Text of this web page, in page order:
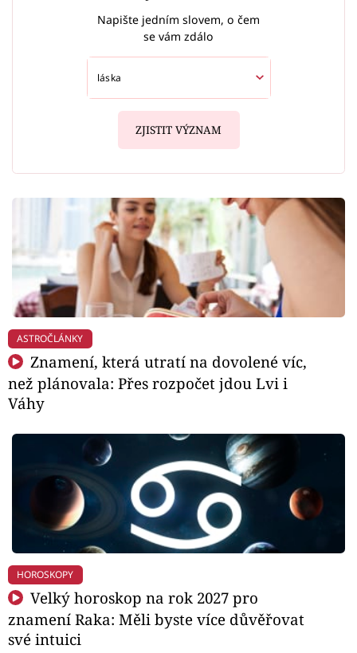
Napište jedním slovem, o čem
se vám zdálo
ZJISTIT VÝZNAM
ASTROČLÁNKY
Znamení, která utratí na dovolené víc,
než plánovala: Přes rozpočet jdou Lvi i
Váhy
HOROSKOPY
Velký horoskop na rok 2027 pro
znamení Raka: Měli byste více důvěřovat
své intuici